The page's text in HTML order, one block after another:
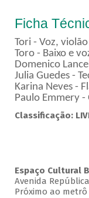
Ficha
Tori - Voz,
Toro - Baixo e
Domenico
Julia Guedes -
Karina Neves -
Paulo Emmery -
Classificação:
Espaço Cultural
Avenida
Próximo ao metrô